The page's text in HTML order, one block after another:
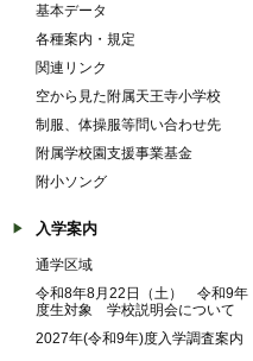
基本データ
各種案内・規定
関連リンク
空から見た附属天王寺小学校
制服、体操服等問い合わせ先
附属学校園支援事業基金
附小ソング
入学案内
通学区域
令和8年8月22日（土） 令和9年
度生対象 学校説明会について
2027年(令和9年)度入学調査案内